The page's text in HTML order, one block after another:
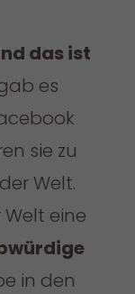
das ist
es
sie zu
der Welt.
eine
in den